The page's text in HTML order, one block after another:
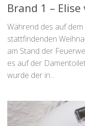
Brand 1 –
Während des auf
stattfindenden
am Stand der
es auf der
wurde der in...